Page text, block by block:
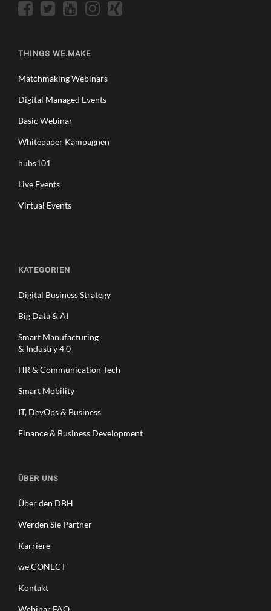
THINGS WE.MAKE
Matchmaking Webinars
Digital Managed Events
Basic Webinar
Whitepaper Kampagnen
hubs101
Live Events
Virtual Events
KATEGORIEN
Digital Business Strategy
Big Data & AI
Smart Manufacturing
& Industry 4.0
HR & Communication Tech
Smart Mobility
IT, DevOps & Business
Finance & Business Development
ÜBER UNS
Über den DBH
Werden Sie Partner
Karriere
we.CONECT
Kontakt
Webinar FAQ